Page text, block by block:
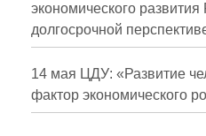
Проблемы
О журнале
Номера
экономического
долгосрочной
14 мая ЦДУ: «Развитие
фактор экономического